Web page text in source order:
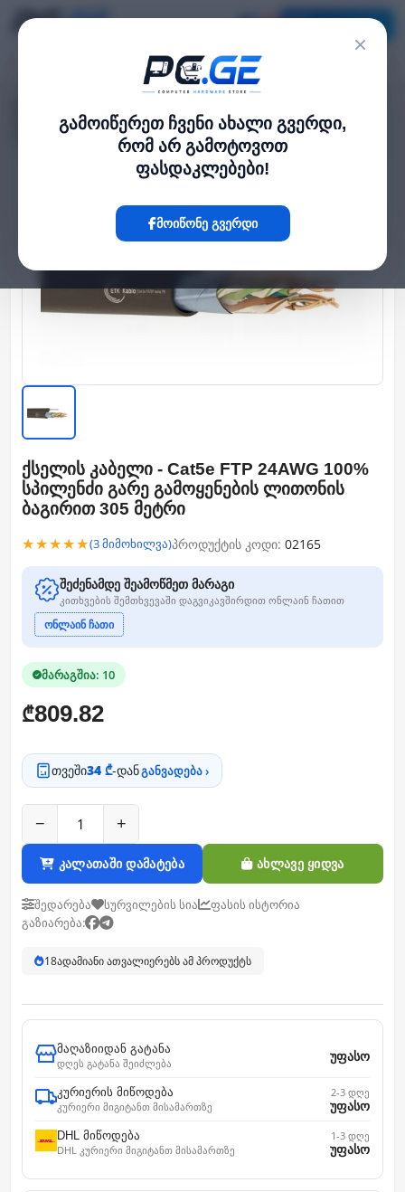
×
გამოიწერეთ ჩვენი ახალი გვერდი,
რომ არ გამოტოვოთ
ფასდაკლებები!
მოიწონე გვერდი
ქსელის კაბელი - Cat5e FTP 24AWG 100% სპილენძი გარე გამოყენების
ლითონის ბაგირით 305 მეტრი
ქსელის კაბელი - Cat5e FTP 24AWG 100%
სპილენძი გარე გამოყენების ლითონის
ბაგირით 305 მეტრი
★★★★★(3 მიმოხილვა)პროდუქტის კოდი: 02165
შეძენამდე შეამოწმეთ მარაგი
კითხვების შემთხვევაში დაგვიკავშირდით ონლაინ ჩათით
ონლაინ ჩათი
მარაგშია: 10
₾809.82
თვეში34 ₾-დანგანვადება ›
− +
კალათაში დამატება ახლავე ყიდვა
შედარება სურვილების სია
ფასის ისტორია
გაზიარება:
18ადამიანი ათვალიერებს ამ პროდუქტს
მაღაზიიდან გატანა
დღეს გატანა შეიძლება
უფასო
კურიერის მიწოდება
კურიერი მიგიტანთ მისამართზე
2-3 დღე
უფასო
DHL მიწოდება
DHL კურიერი მიგიტანთ მისამართზე
1-3 დღე
უფასო